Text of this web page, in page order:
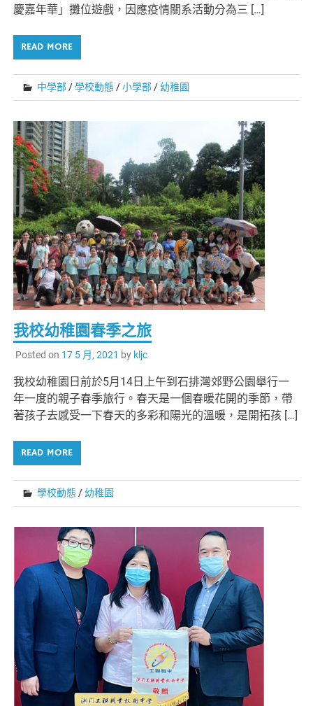
慶嘉年華」攤位遊戲，因應疫情關系活動分為三 […]
READ MORE
中學部 /學校動態 /小學部 / 幼稚園
我校幼稚園春季之旅
Posted on 17 5 月, 2021 by kljc
我校幼稚園日前於5月14日上午到石排灣郊野公園舉行一
年一度的親子春季旅行。春天是一個春暖花開的季節，帶
著孩子去感受一下春天的多彩和陽光的溫暖，是開拓孩 […]
READ MORE
學校動態 / 幼稚園